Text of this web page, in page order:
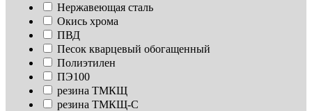
Нержавеющая сталь
Окись хрома
ПВД
Песок кварцевый обогащенный
Полиэтилен
ПЭ100
резина ТМКЩ
резина ТМКЩ-С